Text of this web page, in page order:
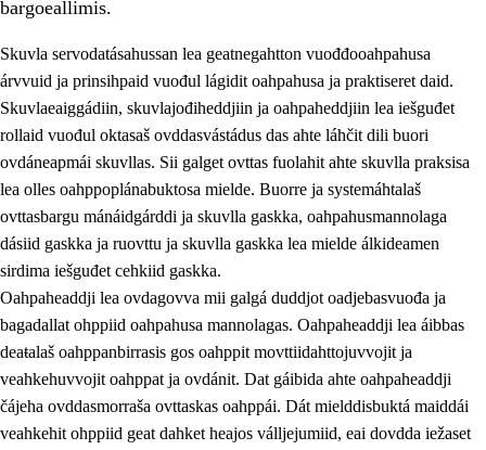
3.1 Fátmmasteaddji oahppanbiras
3.2 Oahpaheapmi ja heivehuvvon oahpahus
3.3 Ovttasbargu ruovttu ja skuvlla gaskka
3.4 Oahpahus oahppofitnodagas ja bargoeallimis
bargoeallimis.
Skuvla servodatásahussan lea geatnegahtton vuođđooahpahusa
árvvuid ja prinsihpaid vuođul lágidit oahpahusa ja praktiseret daid.
Skuvlaeaiggádiin, skuvlajođiheddjiin ja oahpaheddjiin lea iešguđet
rollaid vuođul oktasaš ovddasvástádus das ahte láhčit dili buori
ovdáneapmái skuvllas. Sii galget ovttas fuolahit ahte skuvlla praksisa
lea olles oahppoplánabuktosa mielde. Buorre ja systemáhtalaš
ovttasbargu mánáidgárddi ja skuvlla gaskka, oahpahusmannolaga
dásiid gaskka ja ruovttu ja skuvlla gaskka lea mielde álkideamen
sirdima iešguđet cehkiid gaskka.
Oahpaheaddji lea ovdagovva mii galgá duddjot oadjebasvuođa ja
bagadallat ohppiid oahpahusa mannolagas. Oahpaheaddji lea áibbas
deaŧalaš oahppanbirrasis gos oahppit movttiidahttojuvvojit ja
veahkehuvvojit oahppat ja ovdánit. Dat gáibida ahte oahpaheaddji
čájeha ovddasmorraša ovttaskas oahppái. Dát mielddisbuktá maiddái
veahkehit ohppiid geat dahket heajos válljejumiid, eai dovdda iežaset